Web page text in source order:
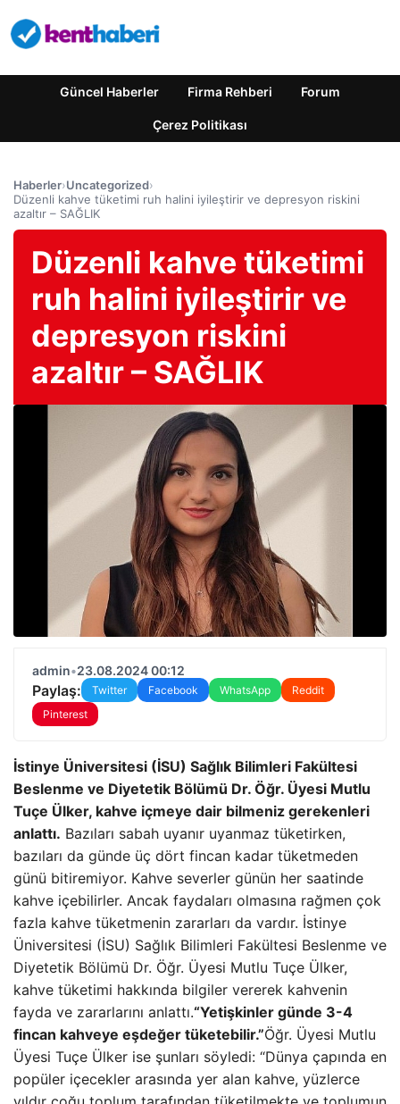
Güncel Haberler Firma Rehberi Forum
Çerez Politikası
Haberler›Uncategorized›
Düzenli kahve tüketimi ruh halini iyileştirir ve depresyon riskini
azaltır – SAĞLIK
Düzenli kahve tüketimi
ruh halini iyileştirir ve
depresyon riskini
azaltır – SAĞLIK
admin•23.08.2024 00:12
Paylaş: Twitter Facebook WhatsApp
Reddit
Pinterest
İstinye Üniversitesi (İSU) Sağlık Bilimleri Fakültesi
Beslenme ve Diyetetik Bölümü Dr. Öğr. Üyesi Mutlu
Tuçe Ülker, kahve içmeye dair bilmeniz gerekenleri
anlattı. Bazıları sabah uyanır uyanmaz tüketirken,
bazıları da günde üç dört fincan kadar tüketmeden
günü bitiremiyor. Kahve severler günün her saatinde
kahve içebilirler. Ancak faydaları olmasına rağmen çok
fazla kahve tüketmenin zararları da vardır. İstinye
Üniversitesi (İSU) Sağlık Bilimleri Fakültesi Beslenme ve
Diyetetik Bölümü Dr. Öğr. Üyesi Mutlu Tuçe Ülker,
kahve tüketimi hakkında bilgiler vererek kahvenin
fayda ve zararlarını anlattı.“Yetişkinler günde 3-4
fincan kahveye eşdeğer tüketebilir.”Öğr. Üyesi Mutlu
Üyesi Tuçe Ülker ise şunları söyledi: “Dünya çapında en
popüler içecekler arasında yer alan kahve, yüzlerce